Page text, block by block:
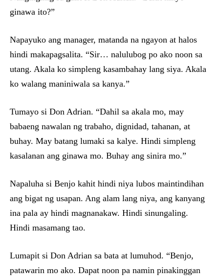
ginawa ito?”
Napayuko ang manager, matanda na ngayon at halos
hindi makapagsalita. “Sir… nalulubog po ako noon sa
utang. Akala ko simpleng kasambahay lang siya. Akala
ko walang maniniwala sa kanya.”
Tumayo si Don Adrian. “Dahil sa akala mo, may
babaeng nawalan ng trabaho, dignidad, tahanan, at
buhay. May batang lumaki sa kalye. Hindi simpleng
kasalanan ang ginawa mo. Buhay ang sinira mo.”
Napaluha si Benjo kahit hindi niya lubos maintindihan
ang bigat ng usapan. Ang alam lang niya, ang kanyang
ina pala ay hindi magnanakaw. Hindi sinungaling.
Hindi masamang tao.
Lumapit si Don Adrian sa bata at lumuhod. “Benjo,
patawarin mo ako. Dapat noon pa namin pinakinggan